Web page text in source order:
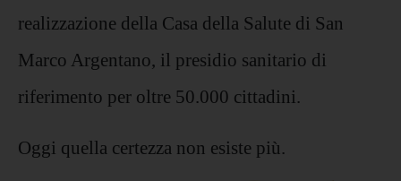
realizzazione della Casa della Salute di San
Marco Argentano, il presidio sanitario di
riferimento per oltre 50.000 cittadini.
Oggi quella certezza non esiste più.